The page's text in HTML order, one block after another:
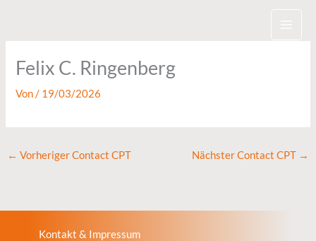
Felix C. Ringenberg
Von/ 19/03/2026
← Vorheriger Contact CPT Nächster Contact CPT →
Kontakt & Impressum